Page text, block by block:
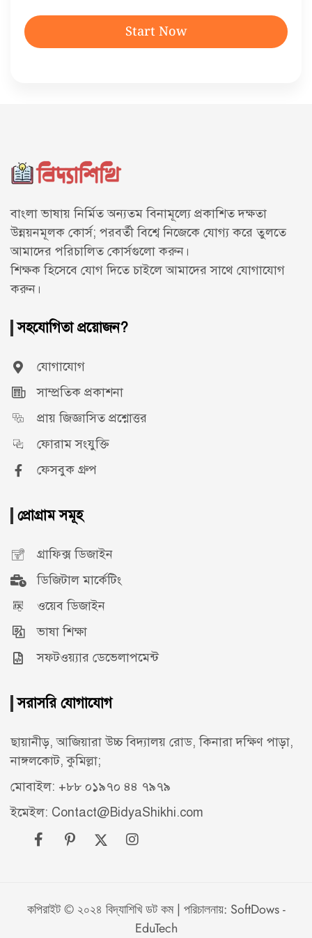
Start Now
বাংলা ভাষায় নির্মিত অন্যতম বিনামূল্যে প্রকাশিত দক্ষতা
উন্নয়নমূলক কোর্স; পরবর্তী বিশ্বে নিজেকে যোগ্য করে তুলতে
আমাদের পরিচালিত কোর্সগুলো করুন।
শিক্ষক হিসেবে যোগ দিতে চাইলে আমাদের সাথে যোগাযোগ
করুন।
সহযোগিতা প্রয়োজন?
যোগাযোগ
সাম্প্রতিক প্রকাশনা
প্রায় জিজ্ঞাসিত প্রশ্নোত্তর
ফোরাম সংযুক্তি
ফেসবুক গ্রুপ
প্রোগ্রাম সমূহ
গ্রাফিক্স ডিজাইন
ডিজিটাল মার্কেটিং
ওয়েব ডিজাইন
ভাষা শিক্ষা
সফটওয়্যার ডেভেলাপমেন্ট
সরাসরি যোগাযোগ
ছায়ানীড়, আজিয়ারা উচ্চ বিদ্যালয় রোড, কিনারা দক্ষিণ পাড়া,
নাঙ্গলকোট, কুমিল্লা;
মোবাইল: +৮৮ ০১৯৭০ ৪৪ ৭৯৭৯
ইমেইল: Contact@BidyaShikhi.com
কপিরাইট © ২০২৪ বিদ্যাশিখি ডট কম | পরিচালনায়: SoftDows -
EduTech